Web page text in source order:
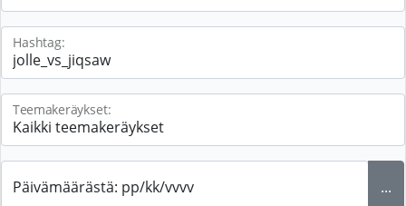
Hashtag:
Teemakeräykset:
Päivämäärästä: pp/kk/vvvv ...